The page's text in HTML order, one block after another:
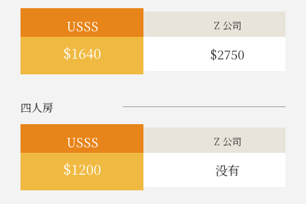
USSS Z 公司
$1640 $2750
四人房
USSS Z 公司
$1200 没有